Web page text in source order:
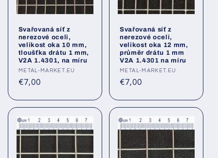
Svařovaná síť z
nerezové oceli,
velikost oka 10 mm,
tloušťka drátu 1 mm,
V2A 1.4301, na míru
Poskytovatel:
METAL-MARKET.EU
Běžná
€7,00
Svařovaná síť z
nerezové oceli,
velikost oka 12 mm,
průměr drátu 1 mm
V2A 1.4301 na míru
Poskytovatel:
METAL-MARKET.EU
Běžná
€7,00